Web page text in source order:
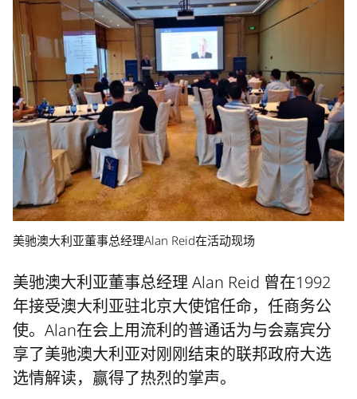
美驰澳大利亚董事总经理Alan Reid在活动现场
美驰澳大利亚董事总经理 Alan Reid 曾在1992
年接受澳大利亚驻北京大使馆任命，任商务公
使。Alan在会上用流利的普通话为与会嘉宾分
享了美驰澳大利亚对刚刚结束的联邦政府大选
选情解读，赢得了热烈的掌声。